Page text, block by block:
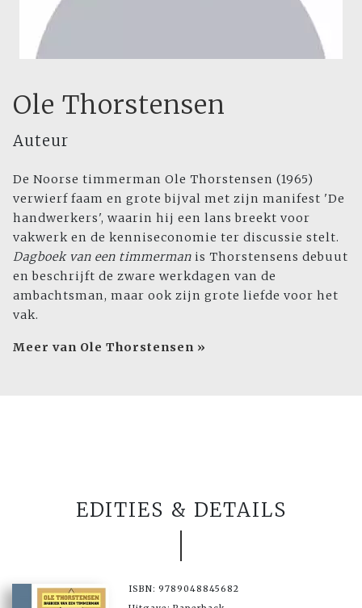
Ole Thorstensen
Auteur
De Noorse timmerman Ole Thorstensen (1965)
verwierf faam en grote bijval met zijn manifest 'De
handwerkers', waarin hij een lans breekt voor
vakwerk en de kenniseconomie ter discussie stelt.
Dagboek van een timmerman is Thorstensens debuut
en beschrijft de zware werkdagen van de
ambachtsman, maar ook zijn grote liefde voor het
vak.
Meer van Ole Thorstensen »
EDITIES & DETAILS
ISBN: 9789048845682